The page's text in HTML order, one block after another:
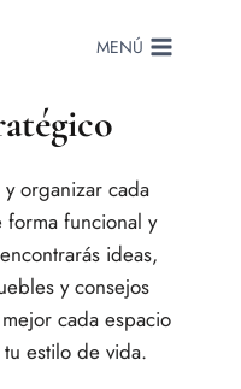
MENÚ
organizar cada
funcional y
ideas,
y consejos
cada espacio
estilo de vida.